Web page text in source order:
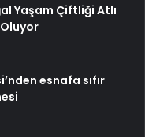
Yaşam Çiftliği Atlı
esnafa sıfır